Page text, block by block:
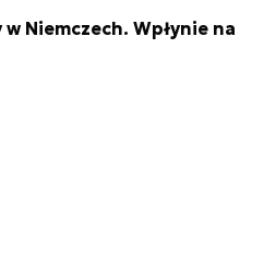
Niemczech. Wpłynie na